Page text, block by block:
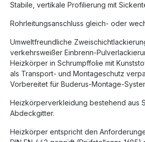
Stabile, vertikale Profilierung mit
Rohrleitungsanschluss gleich- oder
Umweltfreundliche
verkehrsweißer Einbrenn-
Heizkörper in Schrumpffolie mit
als Transport- und Montageschutz
Vorbereitet für Buderus-Montage-
Heizkörperverkleidung bestehend aus
Abdeckgitter.
Heizkörper entspricht den